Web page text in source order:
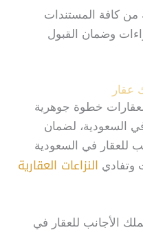
من كافة المستندات
وضمان القبول
عقار
خطوة جوهرية
السعودية، لضمان
للعقار في السعودية
وتفادي النزاعات العقارية
الأجانب للعقار في